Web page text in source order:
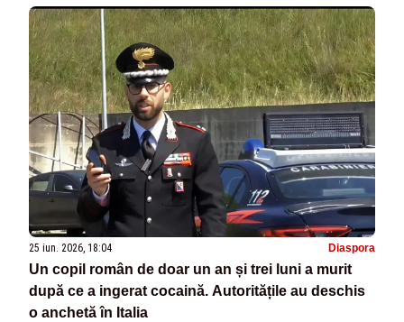
25 iun. 2026, 18:04 Diaspora
Un copil român de doar un an și trei luni a murit
după ce a ingerat cocaină. Autoritățile au deschis
o anchetă în Italia